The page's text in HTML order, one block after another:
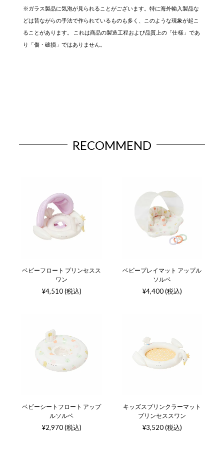
※ガラス製品に気泡が見られることがございます。特に海外輸入製品な
どは昔ながらの手法で作られているものも多く、このような現象が起こ
ることがあります。 これは商品の製造工程および品質上の「仕様」であ
り「傷・破損」ではありません。
RECOMMEND
ベビーフロート プリンセスス
ワン
¥4,510 (税込)
ベビープレイマット アップル
ソルベ
¥4,400 (税込)
ベビーシートフロート アップ
ルソルベ
¥2,970 (税込)
キッズスプリンクラーマット
プリンセススワン
¥3,520 (税込)